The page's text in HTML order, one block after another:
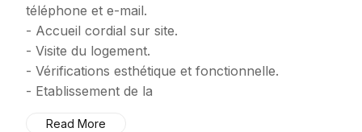
téléphone et e-mail.
- Accueil cordial sur site.
- Visite du logement.
- Vérifications esthétique et fonctionnelle.
- Etablissement de la
Read More